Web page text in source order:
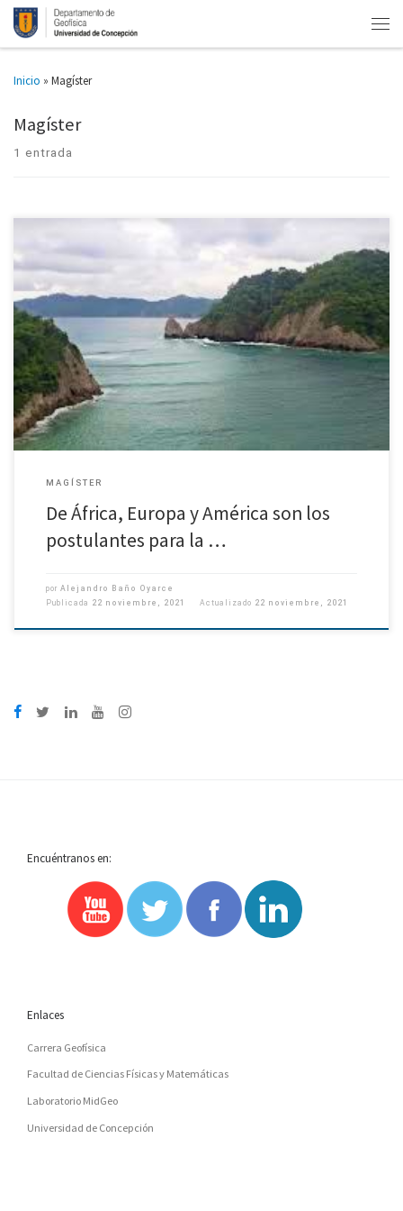
Inicio » Magíster
Magíster
1 entrada
Se realizará del 10 al 21 de enero. Debido a su relevancia científica y a la
masividad alcanzada en enero pasado, es que el mismo mes de 2022 se
realizará […]
MAGÍSTER
De África, Europa y América son los
postulantes para la …
por Alejandro Baño Oyarce
Publicada 22 noviembre, 2021 Actualizado 22 noviembre, 2021
Encuéntranos en:
Enlaces
Carrera Geofísica
Facultad de Ciencias Físicas y Matemáticas
Laboratorio MidGeo
Universidad de Concepción